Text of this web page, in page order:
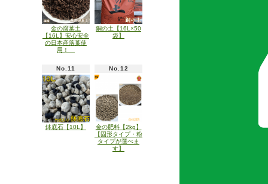
金の腐葉土
【16L】安心安全
の日本産落葉使
用！
銅の土【16L×50
袋】
No.11
鉢底石【10L】
No.12
金の肥料【2kg】
【固形タイプ・粉
タイプが選べま
す】